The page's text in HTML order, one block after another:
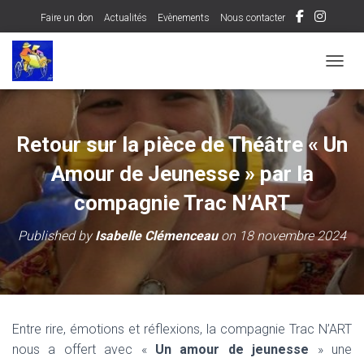
Faire un don Actualités Evènements Nous contacter
Retour sur la pièce de Théâtre « Un
Amour de Jeunesse » par la
compagnie Trac N’ART
Published byIsabelle Clémenceauon 18 novembre 2024
Entre rire, émotions et réflexions, la compagnie Trac N’ART
nous a offert avec « Un amour de jeunesse » une